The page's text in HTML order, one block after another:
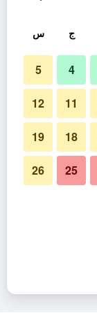
ج س
4
5
11
12
18
19
25
26